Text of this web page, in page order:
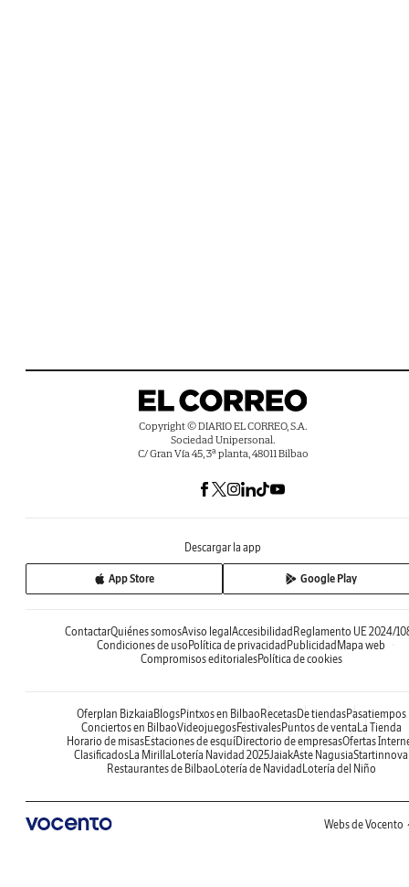
Copyright © DIARIO EL CORREO, S.A.
Sociedad Unipersonal.
C/ Gran Vía 45, 3ª planta, 48011 Bilbao
Descargar la app
App Store Google Play
ContactarQuiénes somosAviso legal Accesibilidad Reglamento UE 2024/
Condiciones de uso Política de privacidad Publicidad Mapa web
Compromisos editorialesPolítica de cookies
Oferplan Bizkaia BlogsPintxos en Bilbao RecetasDe tiendasPasatiempos
Conciertos en BilbaoVideojuegosFestivalesPuntos de venta La Tienda
Horario de misasEstaciones de esquíDirectorio de empresasOfertas
Clasificados La Mirilla Lotería Navidad 2025JaiakAste NagusiaStartinnova
Restaurantes de Bilbao Lotería de Navidad Lotería del Niño
Webs de Vocento